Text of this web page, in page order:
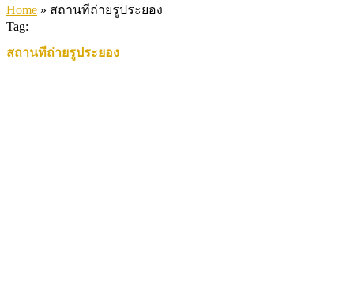
Home » สถานทีถ่ายรูประยอง
Tag:
สถานทีถ่ายรูประยอง